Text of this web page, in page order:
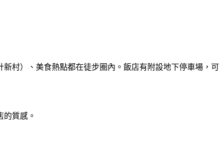
村）、美食熱點都在徒步圈內。飯店有附設地下停車場，可
質感。